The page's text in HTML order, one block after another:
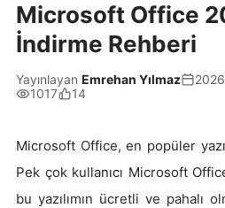
Microsoft Office
İndirme Rehberi
Yayınlayan Emrehan Yılmaz
1017
14
Microsoft Office, en popüler
Pek çok kullanıcı Microsoft
bu yazılımın ücretli ve pahalı